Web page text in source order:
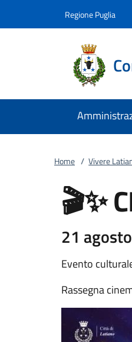
Regione Puglia
Home / Vivere
🎬✨
21
Evento
Rassegna